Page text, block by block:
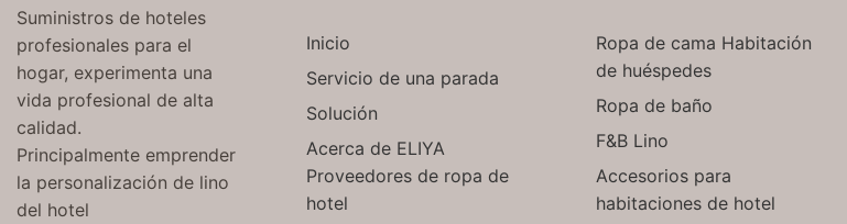
Suministros de hoteles
profesionales para el
hogar, experimenta una
vida profesional de alta
calidad.
Principalmente emprender
la personalización de lino
del hotel
Inicio
Servicio de una parada
Solución
Acerca de ELIYA
Proveedores de ropa de
hotel
Ropa de cama Habitación
de huéspedes
Ropa de baño
F&B Lino
Accesorios para
habitaciones de hotel